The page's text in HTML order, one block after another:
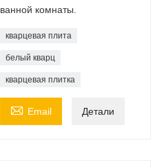
ванной комнаты.
кварцевая плита
белый кварц
кварцевая плитка
 Email Детали